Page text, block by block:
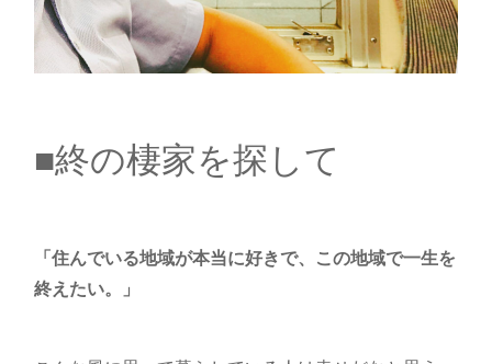
■終の棲家を探して
「住んでいる地域が本当に好きで、この地域で一生を
終えたい。」